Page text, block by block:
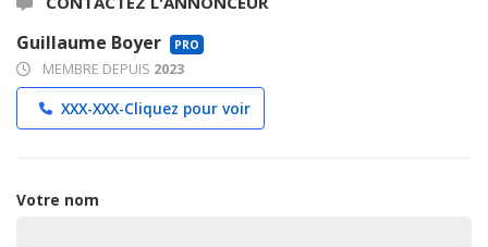
Guillaume Boyer PRO
MEMBRE DEPUIS 2023
XXX-XXX-Cliquez pour voir
Votre nom